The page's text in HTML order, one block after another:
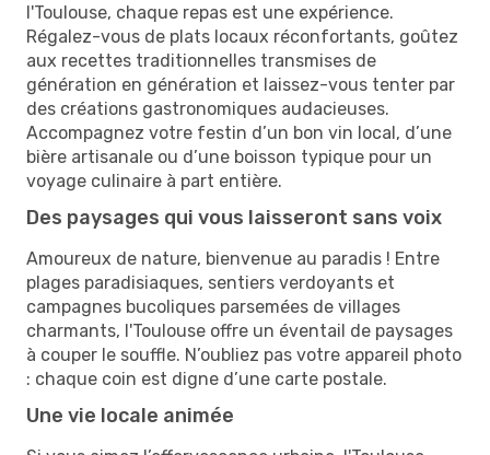
l'Toulouse, chaque repas est une expérience.
Régalez-vous de plats locaux réconfortants, goûtez
aux recettes traditionnelles transmises de
génération en génération et laissez-vous tenter par
des créations gastronomiques audacieuses.
Accompagnez votre festin d’un bon vin local, d’une
bière artisanale ou d’une boisson typique pour un
voyage culinaire à part entière.
Des paysages qui vous laisseront sans voix
Amoureux de nature, bienvenue au paradis ! Entre
plages paradisiaques, sentiers verdoyants et
campagnes bucoliques parsemées de villages
charmants, l'Toulouse offre un éventail de paysages
à couper le souffle. N’oubliez pas votre appareil photo
: chaque coin est digne d’une carte postale.
Une vie locale animée